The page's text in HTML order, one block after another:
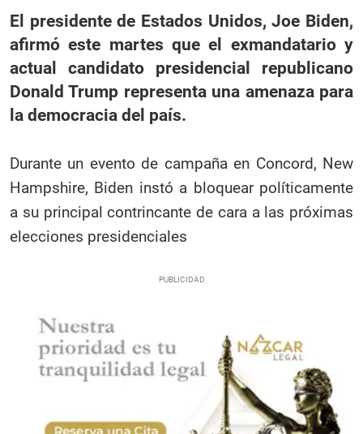
El presidente de Estados Unidos, Joe Biden,
afirmó este martes que el exmandatario y
actual candidato presidencial republicano
Donald Trump representa una amenaza para
la democracia del país.
Durante un evento de campaña en Concord, New
Hampshire, Biden instó a bloquear políticamente
a su principal contrincante de cara a las próximas
elecciones presidenciales